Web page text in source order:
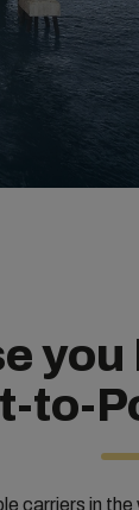
you
to-
carriers in